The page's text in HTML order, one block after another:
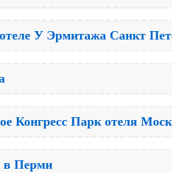
У Эрмитажа Санкт
Конгресс Парк отеля
в Перми